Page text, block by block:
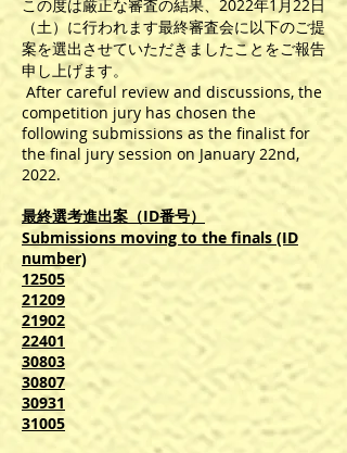
この度は厳正な審査の結果、2022年1月22日
（土）に行われます最終審査会に以下のご提
案を選出させていただきましたことをご報告
申し上げます。
After careful review and discussions, the
competition jury has chosen the
following submissions as the finalist for
the final jury session on January 22nd,
2022.
最終選考進出案（ID番号）
Submissions moving to the finals (ID
number)
12505
21209
21902
22401
30803
30807
30931
31005